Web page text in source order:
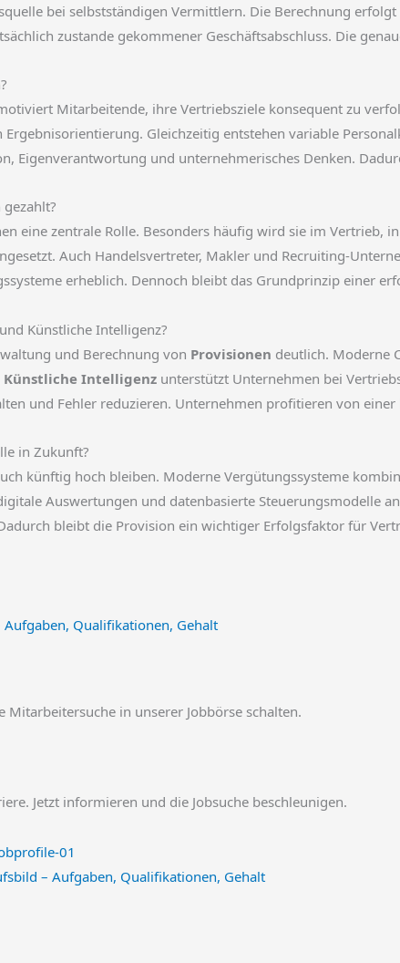
bei selbstständigen Vermittlern. Die Berechnung
zustande gekommener Geschäftsabschluss. Die
Mitarbeitende, ihre Vertriebsziele konsequent zu
Gleichzeitig entstehen variable
Eigenverantwortung und unternehmerisches Denken.
eine zentrale Rolle. Besonders häufig wird sie im
Auch Handelsvertreter, Makler und Recruiting-
erheblich. Dennoch bleibt das Grundprinzip einer
Künstliche Intelligenz?
und Berechnung von Provisionen deutlich. Moderne
Künstliche Intelligenz unterstützt Unternehmen bei
und Fehler reduzieren. Unternehmen profitieren von
in Zukunft?
künftig hoch bleiben. Moderne Vergütungssysteme
Auswertungen und datenbasierte Steuerungsmodelle
bleibt die Provision ein wichtiger Erfolgsfaktor für
Qualifikationen, Gehalt
Mitarbeitersuche in unserer Jobbörse schalten.
Jetzt informieren und die Jobsuche beschleunigen.
– Aufgaben, Qualifikationen, Gehalt